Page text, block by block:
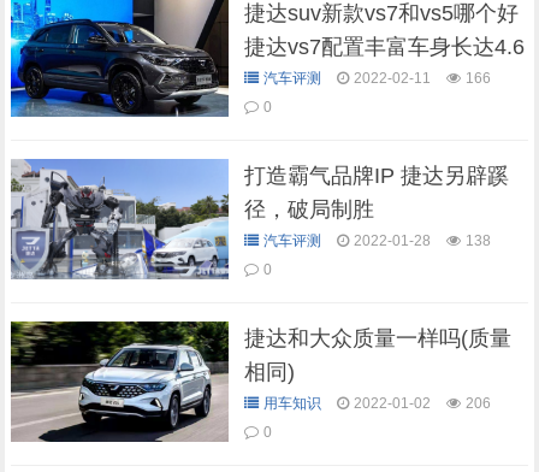
捷达suv新款vs7和vs5哪个好
捷达vs7配置丰富车身长达4.6
米汽车评测 2022-02-11
166
0
打造霸气品牌IP 捷达另辟蹊
径，破局制胜
汽车评测 2022-01-28
138
0
捷达和大众质量一样吗(质量
相同)
用车知识 2022-01-02
206
0